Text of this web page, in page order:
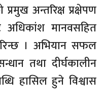
अन्तरिक्ष प्रक्षेपण
मानवसहित
। अभियान सफल
तथा दीर्घकालीन
हासिल हुने विश्वास